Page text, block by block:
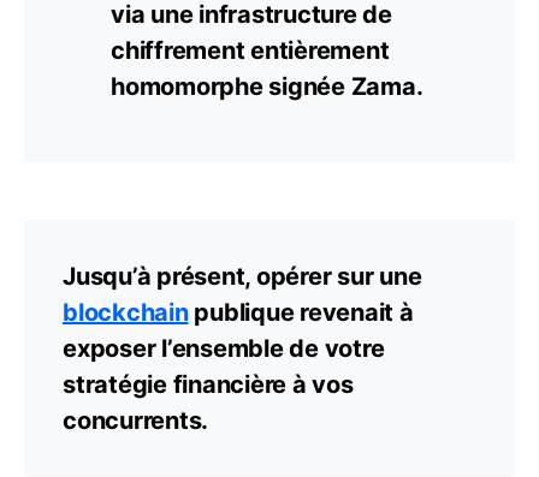
via une infrastructure de
chiffrement entièrement
homomorphe signée Zama.
Jusqu’à présent, opérer sur une
blockchainpublique revenait à
exposer l’ensemble de votre
stratégie financière à vos
concurrents.